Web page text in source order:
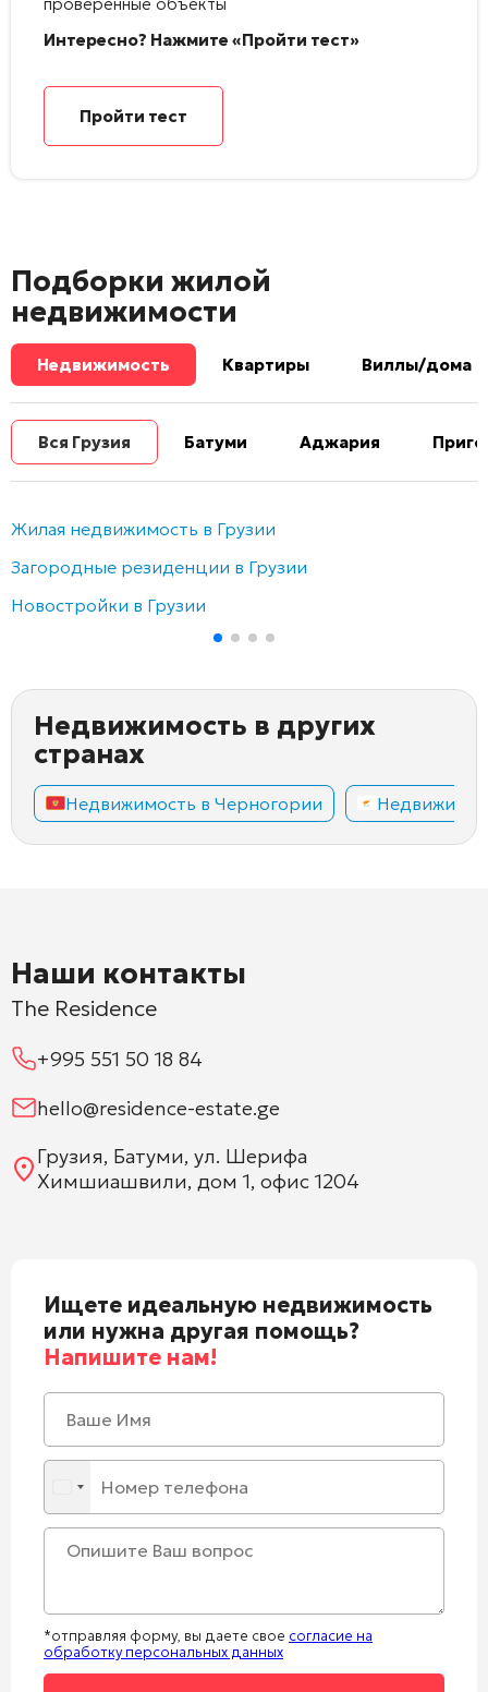
Интересно? Нажмите «Пройти тест»
Пройти тест
Подборки жилой
недвижимости
Недвижимость Квартиры Виллы/дома
Вся Грузия Батуми Аджария
Жилая недвижимость в Грузии
Загородные резиденции в Грузии
Новостройки в Грузии
Недвижимость в других
странах
Недвижимость в Черногории
Наши контакты
The Residence
+995 551 50 18 84
hello@residence-estate.ge
Грузия, Батуми, ул. Шерифа
Химшиашвили, дом 1, офис 1204
Ищете идеальную недвижимость
или нужна другая помощь?
Напишите нам!
*отправляя форму, вы даете свое согласие на
обработку персональных данных